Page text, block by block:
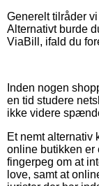
Generelt tilråder
Alternativt burde
ViaBill, ifald du
Inden nogen
en tid studere
ikke videre
Et nemt alternativ
online butikken er
fingerpeg om at
love, samt at